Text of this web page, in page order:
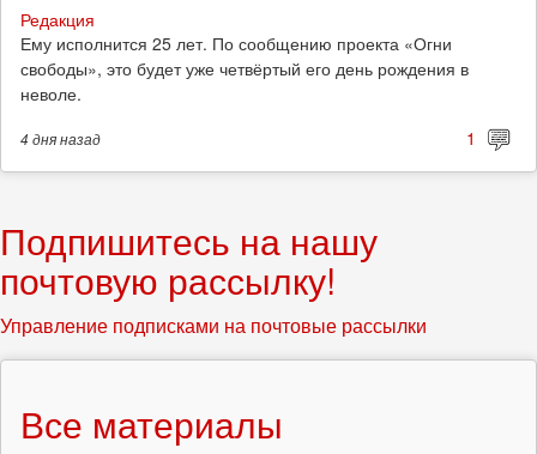
Редакция
Ему исполнится 25 лет. По сообщению проекта «Огни
свободы», это будет уже четвёртый его день рождения в
неволе.
4 дняназад 1
Подпишитесь на нашу
почтовую рассылку!
Управление подписками на почтовые рассылки
Все материалы